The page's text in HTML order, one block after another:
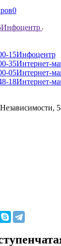
0
Инфоцентр
15Инфоцентр
35Интернет-
05Интернет-
18Интернет-